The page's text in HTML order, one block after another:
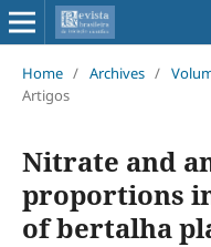
Home / Archives /
Artigos
Nitrate and
proportions
of bertalha